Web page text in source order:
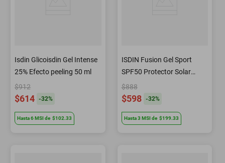
Isdin Glicoisdin Gel Intense
25% Efecto peeling 50 ml
$912
$614 -32%
Hasta6MSIde $102.33
ISDIN Fusion Gel Sport
SPF50 Protector Solar
Deportivo 100 ml
$888
$598 -32%
Hasta3 MSIde $199.33